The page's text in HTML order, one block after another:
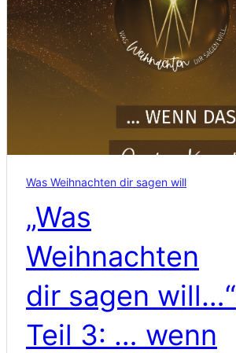
Was Weihnachten dir sagen will
„Was
Weihnachten
dir sagen will…“
Teil 3: … wenn